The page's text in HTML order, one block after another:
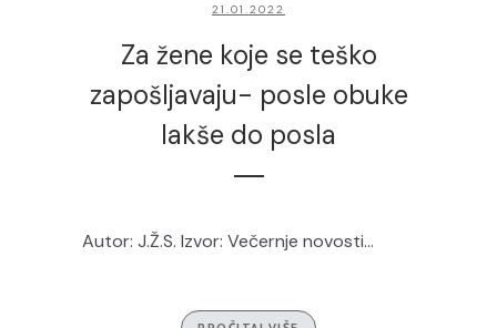
21.01.2022
Za žene koje se teško
zapošljavaju- posle obuke
lakše do posla
Autor: J.Ž.S. Izvor: Večernje novosti...